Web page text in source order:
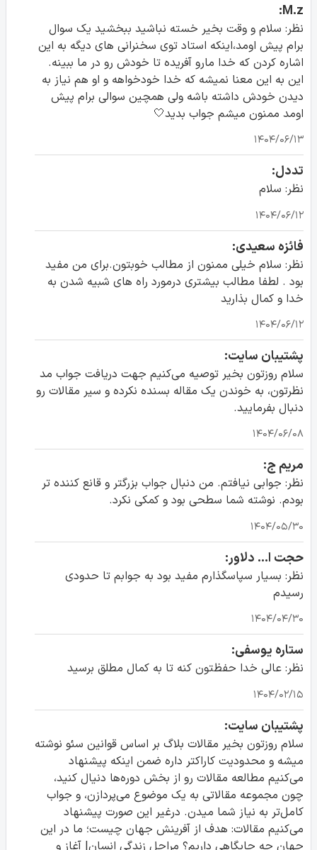
M.z:
نظر: سلام و وقت بخیر خسته نباشید ببخشید یک سوال
برام پیش اومد،اینکه استاد توی سخنرانی های دیگه به این
اشاره کردن که خدا مارو آفریده تا خودش رو در ما ببینه.
این به این معنا نمیشه که خدا خودخواهه و او هم نیاز به
دیدن خودش داشته باشه ولی همچین سوالی برام پیش
اومد ممنون میشم جواب بدید🤍
۱۴۰۴/۰۶/۱۳
تددل:
نظر: سلام
۱۴۰۴/۰۶/۱۲
فائزه سعیدی:
نظر: سلام خیلی ممنون از مطالب خوبتون.برای من مفید
بود . لطفا مطالب بیشتری درمورد راه های شبیه شدن به
خدا و کمال بذارید
۱۴۰۴/۰۶/۱۲
پشتیبان سایت:
سلام روزتون بخیر توصیه می‌کنیم جهت دریافت جواب مد
نظرتون، به خوندن یک مقاله بسنده نکرده و سیر مقالات رو
دنبال بفرمایید.
۱۴۰۴/۰۶/۰۸
مریم ج:
نظر: جوابی نیافتم. من دنبال جواب بزرگتر و قانع کننده تر
بودم. نوشته شما سطحی بود و کمکی نکرد.
۱۴۰۴/۰۵/۳۰
حجت ا... دلاور:
نظر: بسیار سپاسگذارم مفید بود به جوابم تا حدودی
رسیدم
۱۴۰۴/۰۴/۳۰
ستاره یوسفی:
نظر: عالی خدا حفظتون کنه تا به کمال مطلق برسید
۱۴۰۴/۰۲/۱۵
پشتیبان سایت:
سلام روزتون بخیر مقالات بلاگ بر اساس قوانین سئو نوشته
میشه و محدودیت کاراکتر داره ضمن اینکه پیشنهاد
می‌کنیم مطالعه مقالات رو از بخش دوره‌ها دنیال کنید،
چون مجموعه مقالاتی به یک موضوع می‌پردازن، و جواب
کامل‌تر به نیاز شما میدن. درغیر این صورت پیشنهاد
می‌کنیم مقالات: هدف از آفرینش جهان چیست؛ ما در این
جهان چه جایگاهی داریم؟ مراحل زندگی انسان| آغاز و